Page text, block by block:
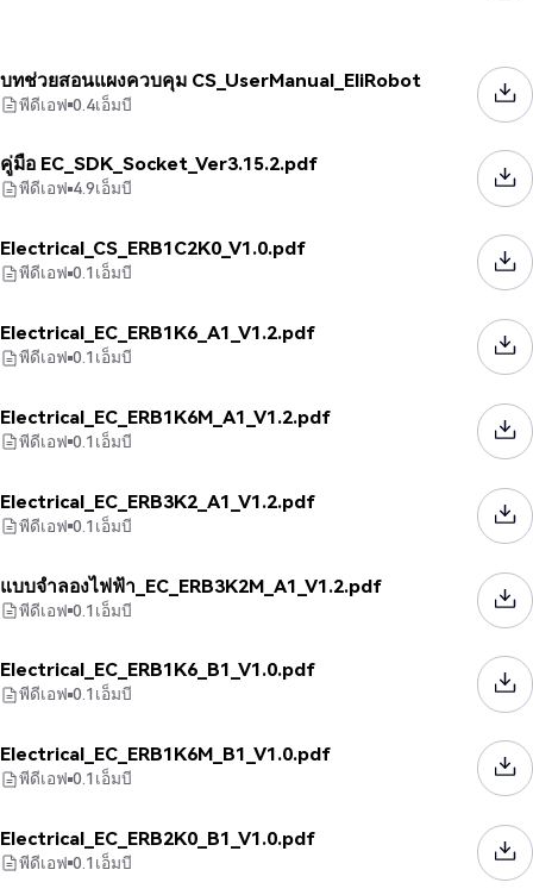
บทช่วยสอนแผงควบคุม CS_UserManual_EliRobot
พีดีเอฟ 0.4เอ็มบี
คู่มือ EC_SDK_Socket_Ver3.15.2.pdf
พีดีเอฟ 4.9เอ็มบี
Electrical_CS_ERB1C2K0_V1.0.pdf
พีดีเอฟ 0.1เอ็มบี
Electrical_EC_ERB1K6_A1_V1.2.pdf
พีดีเอฟ 0.1เอ็มบี
Electrical_EC_ERB1K6M_A1_V1.2.pdf
พีดีเอฟ 0.1เอ็มบี
Electrical_EC_ERB3K2_A1_V1.2.pdf
พีดีเอฟ 0.1เอ็มบี
แบบจำลองไฟฟ้า_EC_ERB3K2M_A1_V1.2.pdf
พีดีเอฟ 0.1เอ็มบี
Electrical_EC_ERB1K6_B1_V1.0.pdf
พีดีเอฟ 0.1เอ็มบี
Electrical_EC_ERB1K6M_B1_V1.0.pdf
พีดีเอฟ 0.1เอ็มบี
Electrical_EC_ERB2K0_B1_V1.0.pdf
พีดีเอฟ 0.1เอ็มบี